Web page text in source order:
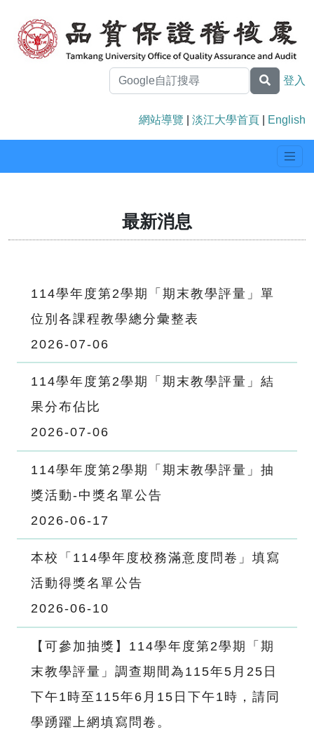
登入
網站導覽 淡江大學首頁 English
最新消息
114學年度第2學期「期末教學評量」單
位別各課程教學總分彙整表
2026-07-06
114學年度第2學期「期末教學評量」結
果分布佔比
2026-07-06
114學年度第2學期「期末教學評量」抽
獎活動-中獎名單公告
2026-06-17
本校「114學年度校務滿意度問卷」填寫
活動得獎名單公告
2026-06-10
【可參加抽獎】114學年度第2學期「期
末教學評量」調查期間為115年5月25日
下午1時至115年6月15日下午1時，請同
學踴躍上網填寫問卷。